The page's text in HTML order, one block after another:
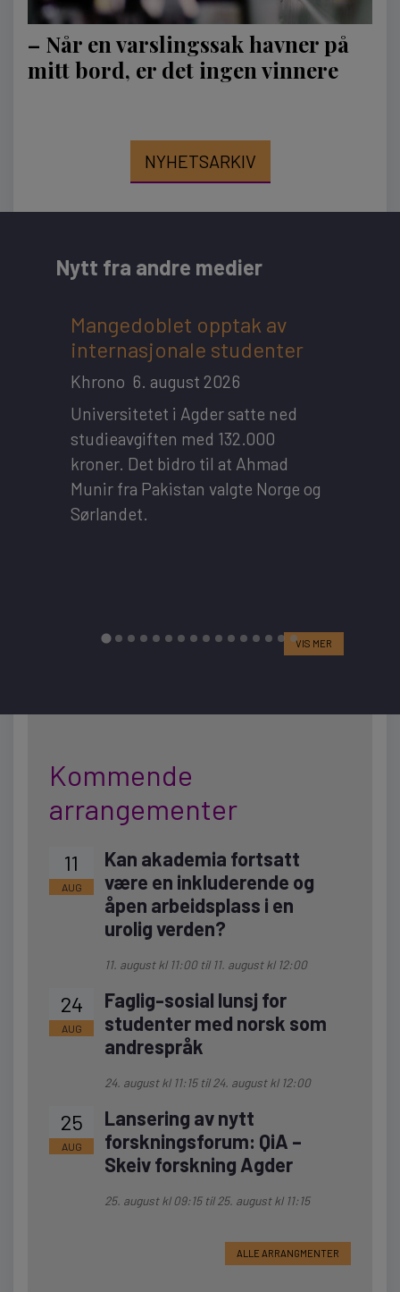
– Når en varslingssak havner på
mitt bord, er det ingen vinnere
NYHETSARKIV
Nytt fra andre medier
Mangedoblet opptak av
internasjonale studenter
Khrono 6. august 2026
Universitetet i Agder satte ned
studieavgiften med 132.000
kroner. Det bidro til at Ahmad
Munir fra Pakistan valgte Norge og
Sørlandet.
VIS MER
Kommende
arrangementer
11
AUG
Kan akademia fortsatt
være en inkluderende og
åpen arbeidsplass i en
urolig verden?
11. august kl 11:00til 11. august kl 12:00
24
AUG
Faglig-sosial lunsj for
studenter med norsk som
andrespråk
24. august kl 11:15til 24. august kl 12:00
25
AUG
Lansering av nytt
forskningsforum: QiA –
Skeiv forskning Agder
25. august kl 09:15til 25. august kl 11:15
ALLE ARRANGMENTER